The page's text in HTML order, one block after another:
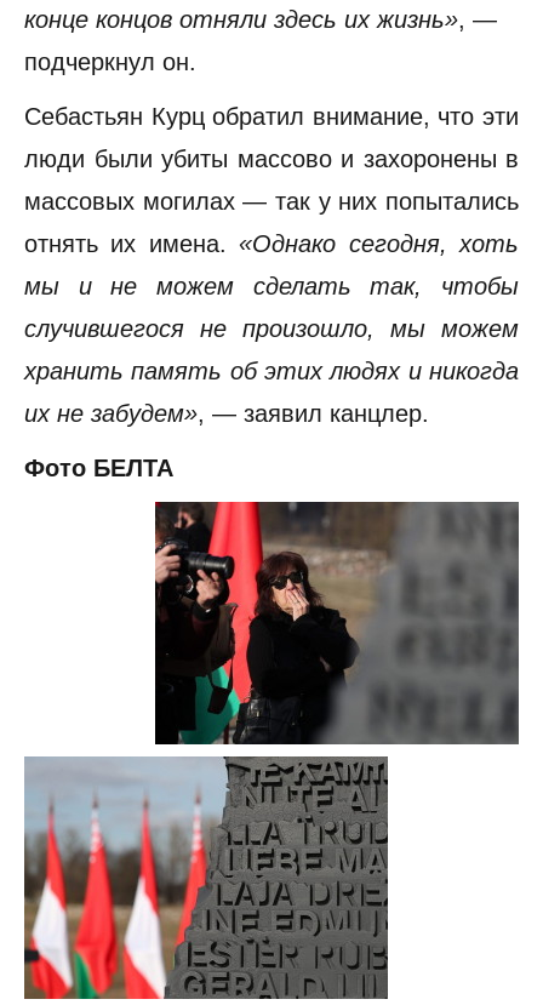
конце концов отняли здесь их жизнь», —
подчеркнул он.
Себастьян Курц обратил внимание, что эти
люди были убиты массово и захоронены в
массовых могилах — так у них попытались
отнять их имена.«Однако сегодня, хоть
мы и не можем сделать так, чтобы
случившегося не произошло, мы можем
хранить память об этих людях и никогда
их не забудем», — заявил канцлер.
Фото БЕЛТА